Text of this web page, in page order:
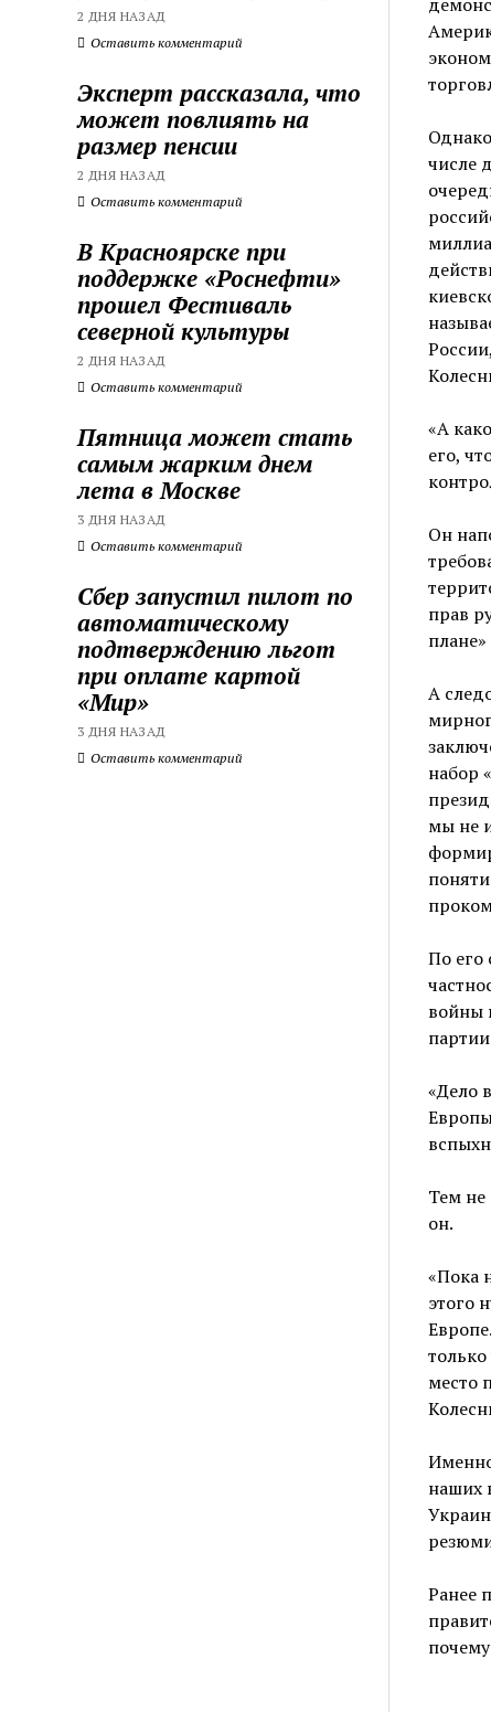
2 ДНЯ НАЗАД
Оставить комментарий
Эксперт рассказала, что
может повлиять на
размер пенсии
2 ДНЯ НАЗАД
Оставить комментарий
В Красноярске при
поддержке «Роснефти»
прошел Фестиваль
северной культуры
2 ДНЯ НАЗАД
Оставить комментарий
Пятница может стать
самым жарким днем
лета в Москве
3 ДНЯ НАЗАД
Оставить комментарий
Сбер запустил пилот по
автоматическому
подтверждению льгот
при оплате картой
«Мир»
3 ДНЯ НАЗАД
Оставить комментарий
числе
«А
его,
Он
прав
А
набор
мы не
По его
войны
«Дело
Тем не
он.
«Пока
этого
место
наших
Ранее